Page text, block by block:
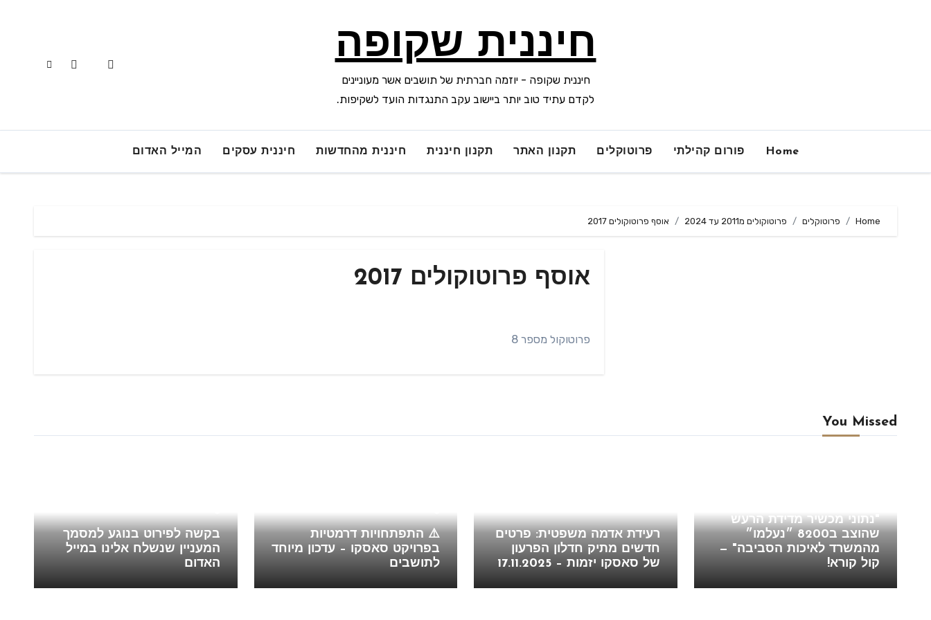
חיננית שקופה
חיננית שקופה - יוזמה חברתית של תושבים אשר מעוניינים
לקדם עתיד טוב יותר ביישוב עקב התנגדות הועד לשקיפות.
Home פורום קהילתי פרוטוקלים תקנון האתר תקנון חיננית חיננית מהחדשות חיננית עסקים המייל האדום
Home פרוטוקלים פרוטוקולים מ2011 עד 2024 אוסף פרוטוקולים 2017
אוסף פרוטוקולים 2017
פרוטוקול מספר 8
You Missed
"נתוני מכשיר מדידת הרעש
שהוצב ב8200 ״נעלמו״
מהמשרד לאיכות הסביבה" —
קול קורא!
רעידת אדמה משפטית: פרטים
חדשים מתיק חדלון הפרעון
של סאסקו יזמות – 17.11.2025
⚠️ התפתחויות דרמטיות
בפרויקט סאסקו – עדכון מיוחד
לתושבים
בקשה לפירוט בנוגע למסמך
המעניין שנשלח אלינו במייל
האדום